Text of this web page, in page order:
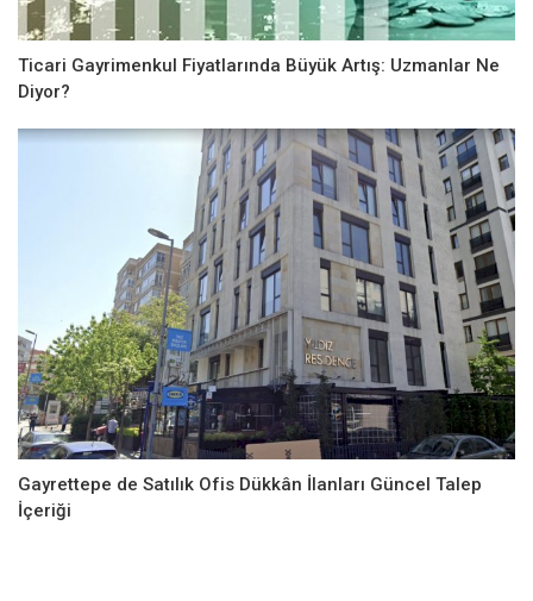
Ticari Gayrimenkul Fiyatlarında Büyük Artış: Uzmanlar Ne
Diyor?
Gayrettepe de Satılık Ofis Dükkân İlanları Güncel Talep
İçeriği